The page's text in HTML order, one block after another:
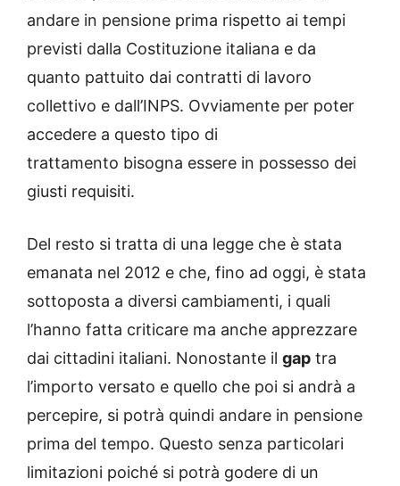
andare in pensione prima rispetto ai tempi
previsti dalla Costituzione italiana e da
quanto pattuito dai contratti di lavoro
collettivo e dall’INPS. Ovviamente per poter
accedere a questo tipo di
trattamento bisogna essere in possesso dei
giusti requisiti.
Del resto si tratta di una legge che è stata
emanata nel 2012 e che, fino ad oggi, è stata
sottoposta a diversi cambiamenti, i quali
l’hanno fatta criticare ma anche apprezzare
dai cittadini italiani. Nonostante il gap tra
l’importo versato e quello che poi si andrà a
percepire, si potrà quindi andare in pensione
prima del tempo. Questo senza particolari
limitazioni poiché si potrà godere di un